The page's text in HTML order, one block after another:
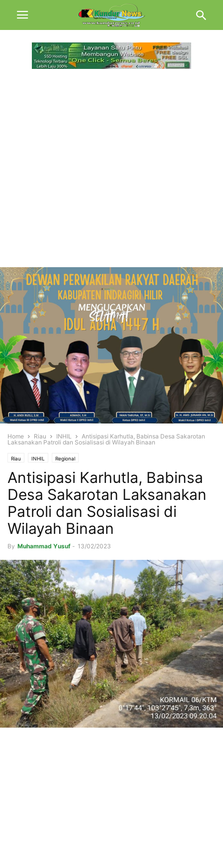
Home Riau INHIL
Antisipasi Karhutla, Babinsa Desa Sakarotan
Laksanakan Patroli dan Sosialisasi di Wilayah Binaan
Riau INHIL Regional
Antisipasi Karhutla, Babinsa
Desa Sakarotan Laksanakan
Patroli dan Sosialisasi di
Wilayah Binaan
By Muhammad Yusuf - 13/02/2023